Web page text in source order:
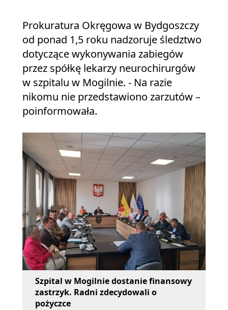
Prokuratura Okręgowa w Bydgoszczy
od ponad 1,5 roku nadzoruje śledztwo
dotyczące wykonywania zabiegów
przez spółkę lekarzy neurochirurgów
w szpitalu w Mogilnie. - Na razie
nikomu nie przedstawiono zarzutów –
poinformowała.
Szpital w Mogilnie dostanie finansowy
zastrzyk. Radni zdecydowali o
pożyczce